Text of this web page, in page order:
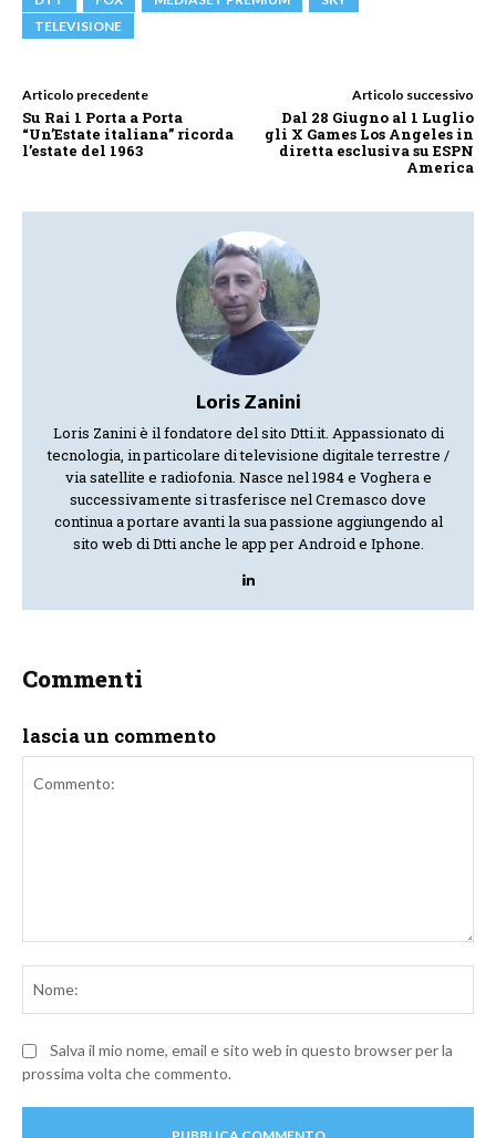
TELEVISIONE
Articolo precedente
Su Rai 1 Porta a Porta
“Un’Estate italiana” ricorda
l’estate del 1963
Articolo successivo
Dal 28 Giugno al 1 Luglio
gli X Games Los Angeles in
diretta esclusiva su ESPN
America
Loris Zanini
Loris Zanini è il fondatore del sito Dtti.it. Appassionato di
tecnologia, in particolare di televisione digitale terrestre /
via satellite e radiofonia. Nasce nel 1984 e Voghera e
successivamente si trasferisce nel Cremasco dove
continua a portare avanti la sua passione aggiungendo al
sito web di Dtti anche le app per Android e Iphone.
Commenti
lascia un commento
Salva il mio nome, email e sito web in questo browser per la
prossima volta che commento.